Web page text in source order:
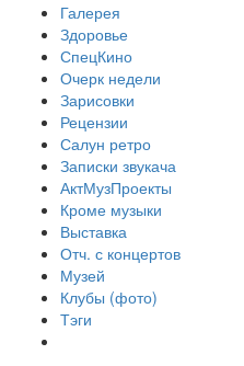
Галерея
Здоровье
СпецКино
Очерк недели
Зарисовки
Рецензии
Салун ретро
Записки звукача
АктМузПроекты
Кроме музыки
Выставка
Отч. с концертов
Музей
Клубы (фото)
Тэги